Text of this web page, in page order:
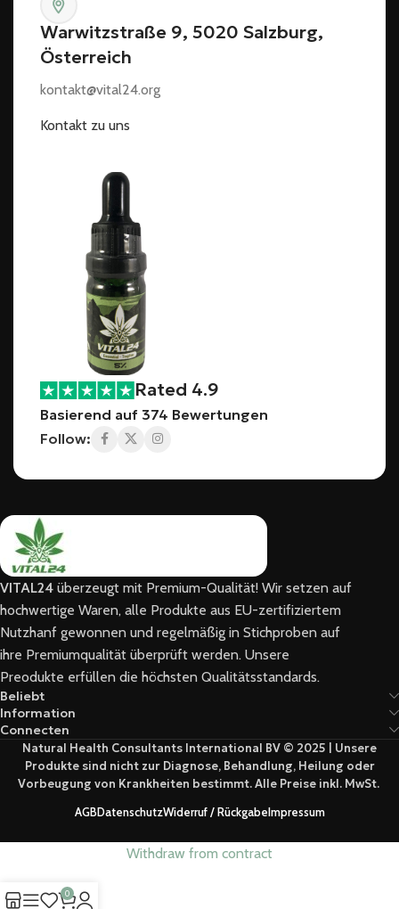
Warwitzstraße 9, 5020 Salzburg,
Österreich
kontakt@vital24.org
Kontakt zu uns
Rated 4.9
Basierend auf 374 Bewertungen
Follow:
VITAL24 überzeugt mit Premium-Qualität! Wir setzen auf
hochwertige Waren, alle Produkte aus EU-zertifiziertem
Nutzhanf gewonnen und regelmäßig in Stichproben auf
ihre Premiumqualität überprüft werden. Unsere
Preodukte erfüllen die höchsten Qualitätsstandards.
Beliebt
Information
Connecten
Natural Health Consultants International BV © 2025 | Unsere
Produkte sind nicht zur Diagnose, Behandlung, Heilung oder
Vorbeugung von Krankheiten bestimmt. Alle Preise inkl. MwSt.
AGBDatenschutzWiderruf / RückgabeImpressum
Withdraw from contract
0